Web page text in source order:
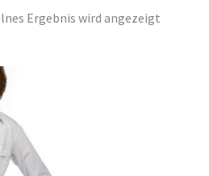
Ergebnis wird angezeigt